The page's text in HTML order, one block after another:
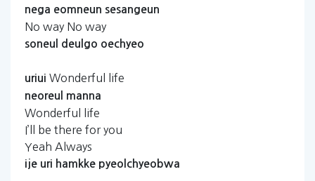
nega eomneun sesangeun
No way No way
soneul deulgo oechyeo
uriui Wonderful life
neoreul manna
Wonderful life
I’ll be there for you
Yeah Always
ije uri hamkke pyeolchyeobwa